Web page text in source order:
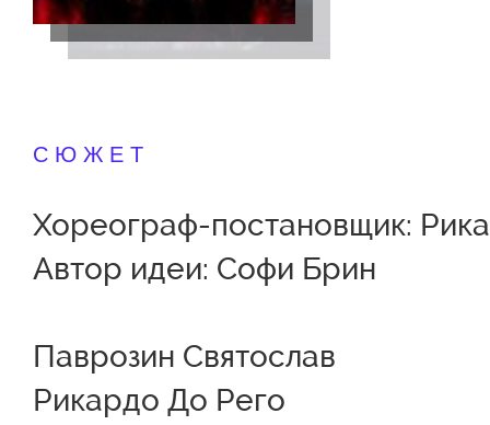
СЮЖЕТ
Хореограф-постановщик:
Автор идеи: Софи Брин
Паврозин Святослав
Рикардо До Рего